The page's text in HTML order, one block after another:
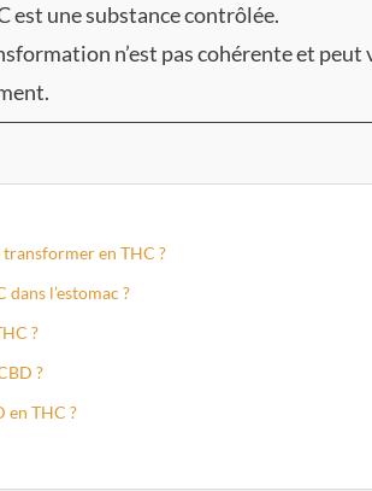
est une substance contrôlée.
n’est pas cohérente et
transformer en THC ?
l’estomac ?
?
?
en THC ?